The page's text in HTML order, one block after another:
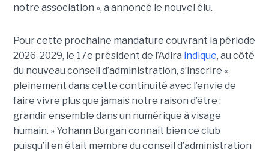
notre association », a annoncé le nouvel élu.
Pour cette prochaine mandature couvrant la période
2026-2029, le 17e président de l’Adira indique, au côté
du nouveau conseil d’administration, s’inscrire «
pleinement dans cette continuité avec l’envie de
faire vivre plus que jamais notre raison d’être :
grandir ensemble dans un numérique à visage
humain. »Yohann Burgan connait bien ce club
puisqu’il en était membre du conseil d’administration